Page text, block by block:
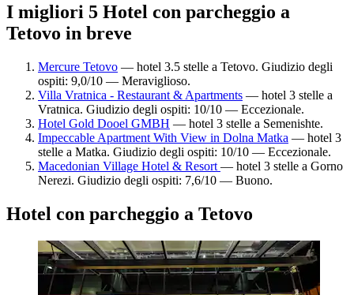
I migliori 5 Hotel con parcheggio a
Tetovo in breve
Mercure Tetovo — hotel 3.5 stelle a Tetovo. Giudizio degli
ospiti: 9,0/10 — Meraviglioso.
Villa Vratnica - Restaurant & Apartments — hotel 3 stelle a
Vratnica. Giudizio degli ospiti: 10/10 — Eccezionale.
Hotel Gold Dooel GMBH — hotel 3 stelle a Semenishte.
Impeccable Apartment With View in Dolna Matka — hotel 3
stelle a Matka. Giudizio degli ospiti: 10/10 — Eccezionale.
Macedonian Village Hotel & Resort — hotel 3 stelle a Gorno
Nerezi. Giudizio degli ospiti: 7,6/10 — Buono.
Hotel con parcheggio a Tetovo